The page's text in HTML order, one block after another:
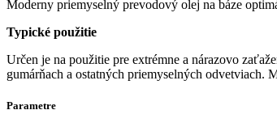
Moderny priemyselný prevodový olej na báze
Typické použitie
Určen je na použitie pre extrémne a nárazovo
gumárňach a ostatných priemyselných
Parametre